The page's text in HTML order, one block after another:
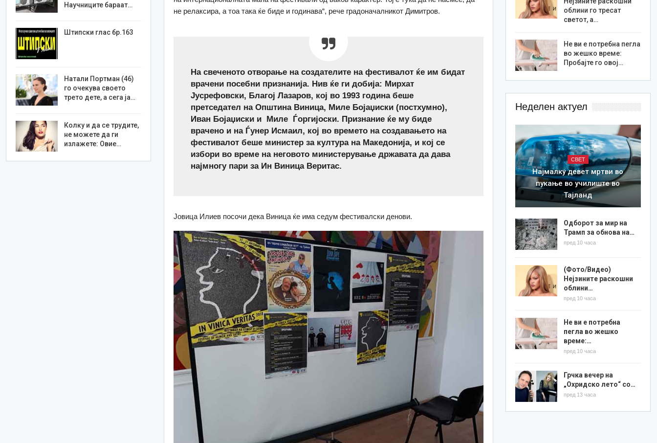
не релаксира, а тоа така ќе биде и годинава“, рече градоначалникот Димитров.
На свеченото отворање на создателите на фестивалот ќе им бидат
врачени посебни признанија. Нив ќе ги добија: Мирхат
Јусрефовски, Благој Лазаров, кој во 1993 година беше
претседател на Општина Виница, Миле Бојаџиски (постхумно),
Иван Бојаџиски и Миле Ѓоргијоски. Признание ќе му биде
врачено и на Ѓунер Исмаил, кој во времето на создавањето на
фестивалот беше министер за култура на Македонија, и кој се
избори во време на неговото министерување државата да дава
најмногу пари за Ин Виница Веритас.
Јовица Илиев посочи дека Виница ќе има седум фестивалски денови.
облини го тресат
светот, а…
Не ви е потребна пегла
во жешко време:
Пробајте го овој…
Неделен актуел
СВЕТ
Најмалку девет мртви во
пукање во училиште во
Тајланд
Одборот за мир на
Трамп за обнова на…
пред 10 часа
(Фото/Видео)
Нејзините раскошни
облини…
пред 10 часа
Не ви е потребна
пегла во жешко
време:…
пред 10 часа
Грчка вечер на
„Охридско лето“ со…
пред 13 часа
Научниците бараат…
Штипски глас бр.163
Натали Портман (46)
го очекува своето
трето дете, а сега ја…
Колку и да се трудите,
не можете да ги
излажете: Овие…